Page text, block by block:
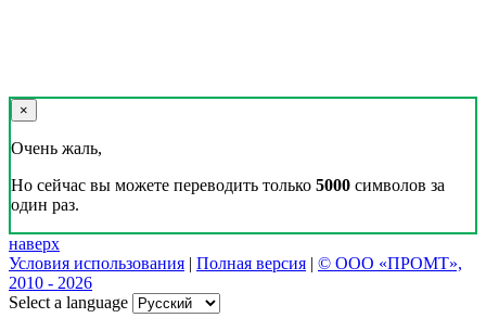
×
Очень жаль,
Но сейчас вы можете переводить только 5000 символов за
один раз.
наверх
Условия использования | Полная версия | © ООО «ПРОМТ»,
2010 - 2026
Select a language